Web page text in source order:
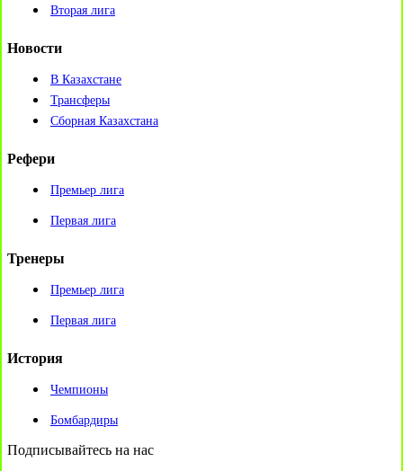
Вторая лига
Новости
В Казахстане
Трансферы
Сборная Казахстана
Рефери
Премьер лига
Первая лига
Тренеры
Премьер лига
Первая лига
История
Чемпионы
Бомбардиры
Подписывайтесь на нас